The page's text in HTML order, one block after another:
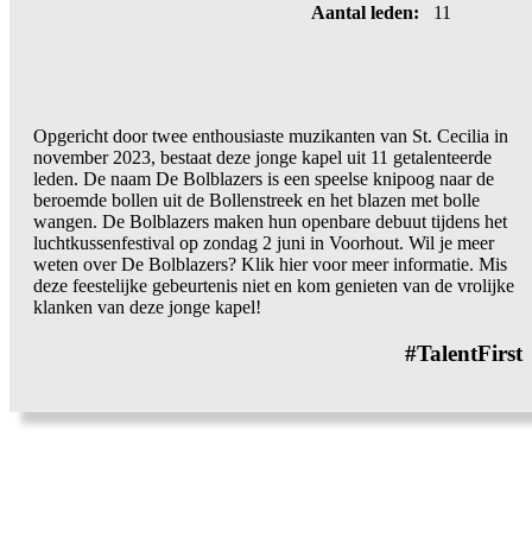
Aantal leden: 11
Opgericht door twee enthousiaste muzikanten van St. Cecilia in
november 2023, bestaat deze jonge kapel uit 11 getalenteerde
leden. De naam De Bolblazers is een speelse knipoog naar de
beroemde bollen uit de Bollenstreek en het blazen met bolle
wangen. De Bolblazers maken hun openbare debuut tijdens het
luchtkussenfestival op zondag 2 juni in Voorhout. Wil je meer
weten over De Bolblazers? Klik hier voor meer informatie. Mis
deze feestelijke gebeurtenis niet en kom genieten van de vrolijke
klanken van deze jonge kapel!
#TalentFirst